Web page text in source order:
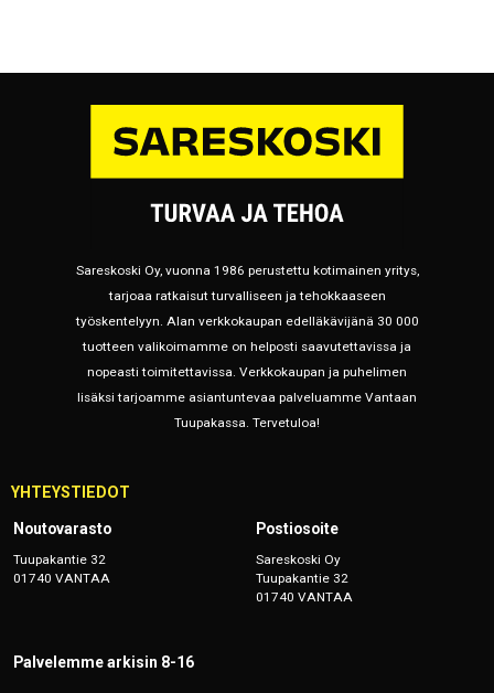
Sareskoski Oy, vuonna 1986 perustettu kotimainen yritys,
tarjoaa ratkaisut turvalliseen ja tehokkaaseen
työskentelyyn. Alan verkkokaupan edelläkävijänä 30 000
tuotteen valikoimamme on helposti saavutettavissa ja
nopeasti toimitettavissa. Verkkokaupan ja puhelimen
lisäksi tarjoamme asiantuntevaa palveluamme Vantaan
Tuupakassa. Tervetuloa!
YHTEYSTIEDOT
Noutovarasto
Tuupakantie 32
01740 VANTAA
Postiosoite
Sareskoski Oy
Tuupakantie 32
01740 VANTAA
Palvelemme arkisin 8-16